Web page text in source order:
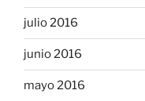
julio 2016
junio 2016
mayo 2016